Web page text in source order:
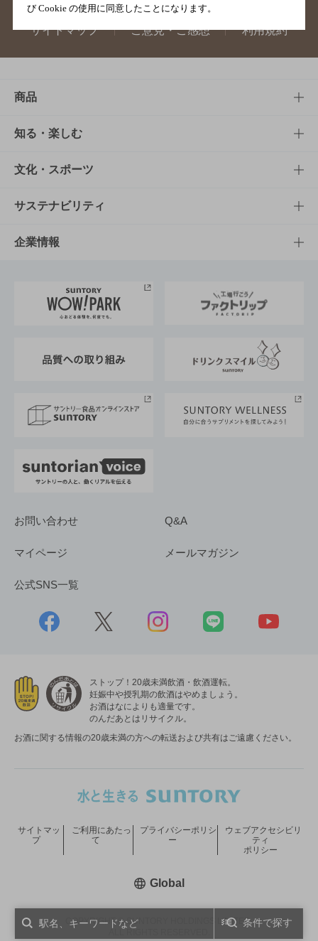
サイトマップ ご意見・ご感想 利用規約
条件で探す
商品
商品TOP
商品一覧
商品発売情報
栄養成分一覧
知る・楽しむ
知る・楽しむTOP
キャンペーン
工場見学
地域情報
文化・スポーツ
文化・スポーツTOP
サントリーホール
サントリーサンバーズ大阪
サステナビリティ
サステナビリティTOP
サントリーが考えるサステナビリティ経営
企業情報
企業概要
採用情報
お問い合わせ Q&A
マイページ メールマガジン
公式SNS一覧
ストップ！20歳未満飲酒・飲酒運転。
妊娠中や授乳期の飲酒はやめましょう。
お酒はなによりも適量です。
のんだあとはリサイクル。
お酒に関する情報の20歳未満の方への転送および共有はご遠慮ください。
COPYRIGHT © SUNTORY HOLDINGS LIMITED.
サイトマッ
プ
ご利用にあたっ
て
プライバシーポリシ
ー
ウェブアクセシビリ
ティ
ポリシー
Global新しいウィンドウで開く
び Cookie の使用に同意したことになります。